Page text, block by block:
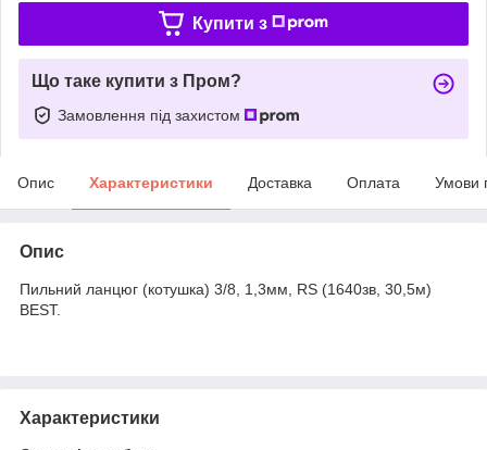
Купити з
Що таке купити з Пром?
Замовлення під захистом
Опис Характеристики Доставка Оплата Умови
Опис
Пильний ланцюг (котушка) 3/8, 1,3мм, RS (1640зв, 30,5м)
BEST.
Характеристики